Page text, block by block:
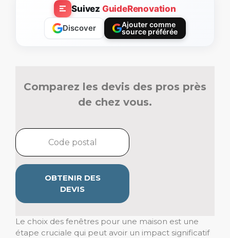
Suivez GuideRenovation
Discover
Ajouter comme
source préférée
Comparez les devis des pros près
de chez vous.
OBTENIR DES
DEVIS
Le choix des fenêtres pour une maison est une
étape cruciale qui peut avoir un impact significatif